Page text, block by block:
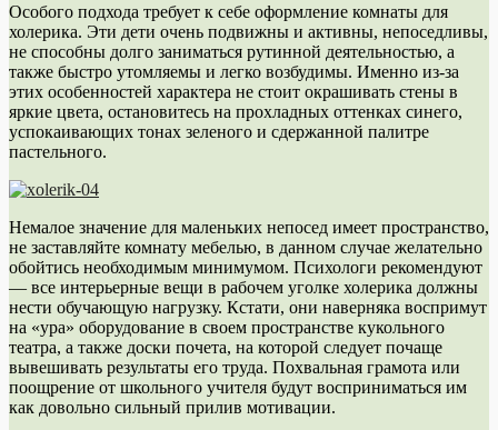
Особого подхода требует к себе оформление комнаты для
холерика. Эти дети очень подвижны и активны, непоседливы,
не способны долго заниматься рутинной деятельностью, а
также быстро утомляемы и легко возбудимы. Именно из-за
этих особенностей характера не стоит окрашивать стены в
яркие цвета, остановитесь на прохладных оттенках синего,
успокаивающих тонах зеленого и сдержанной палитре
пастельного.
Немалое значение для маленьких непосед имеет пространство,
не заставляйте комнату мебелью, в данном случае желательно
обойтись необходимым минимумом. Психологи рекомендуют
— все интерьерные вещи в рабочем уголке холерика должны
нести обучающую нагрузку. Кстати, они наверняка воспримут
на «ура» оборудование в своем пространстве кукольного
театра, а также доски почета, на которой следует почаще
вывешивать результаты его труда. Похвальная грамота или
поощрение от школьного учителя будут восприниматься им
как довольно сильный прилив мотивации.